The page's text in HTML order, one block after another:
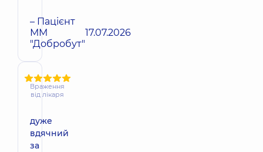
– Пацієнт
ММ
"Добробут"
17.07.2026
Враження
від лікаря
дуже
вдячний
за